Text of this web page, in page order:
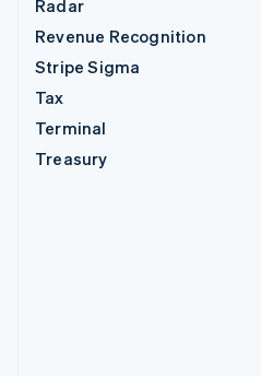
Radar
Revenue Recognition
Stripe Sigma
Tax
Terminal
Treasury